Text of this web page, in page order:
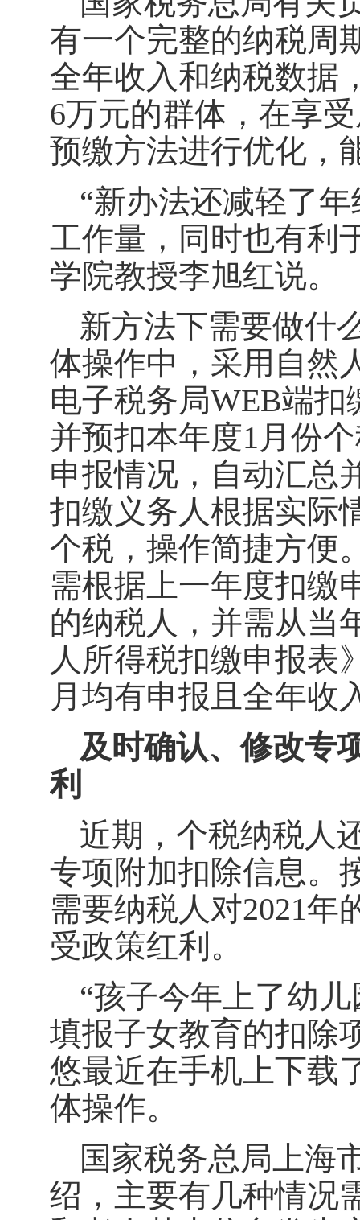
有一个完整的纳税周
全年收入和纳税数据
6万元的群体，在享
预缴方法进行优化，
“新办法还减轻了
工作量，同时也有利
学院教授李旭红说。
新方法下需要做什
体操作中，采用自然
电子税务局WEB端
并预扣本年度1月份
申报情况，自动汇总
扣缴义务人根据实际
个税，操作简捷方便
需根据上一年度扣缴
的纳税人，并需从当
人所得税扣缴申报表
月均有申报且全年收
及时确认、修改专
利
近期，个税纳税人
专项附加扣除信息。
需要纳税人对2021年
受政策红利。
“孩子今年上了幼
填报子女教育的扣除
悠最近在手机上下载
体操作。
国家税务总局上海
绍，主要有几种情况